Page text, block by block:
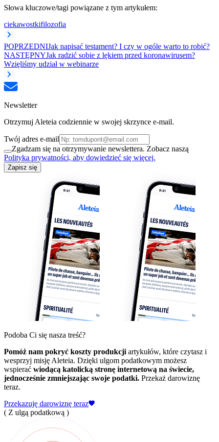
Słowa kluczowe/tagi powiązane z tym artykułem:
ciekawostkifilozofia
POPRZEDNIJak napisać testament? I czy w ogóle warto to robić?
NASTĘPNYJak radzić sobie z lękiem przed koronawirusem?
Wzięliśmy udział w webinarze
Newsletter
Otrzymuj Aleteia codziennie w swojej skrzynce e-mail.
Twój adres e-mail
Zgadzam się na otrzymywanie newslettera. Zobacz naszą
Polityka prywatności, aby dowiedzieć się więcej.
Zapisz się
Podoba Ci się nasza treść?
Pomóż nam pokryć koszty produkcji artykułów, które czytasz i
wesprzyj misję Aleteia. Dzięki ulgom podatkowym możesz
wspierać wiodącą katolicką stronę internetową na świecie,
jednocześnie zmniejszając swoje podatki. Przekaż darowiznę
teraz.
Przekazuję darowiznę teraz
( Z ulgą podatkową )